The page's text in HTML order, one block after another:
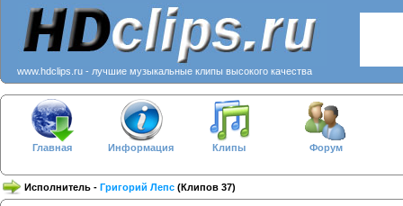
www.hdclips.ru - лучшие музыкальные клипы высокого качества
Главная Информация Клипы Форум
Исполнитель - Григорий Лепс (Клипов 37)